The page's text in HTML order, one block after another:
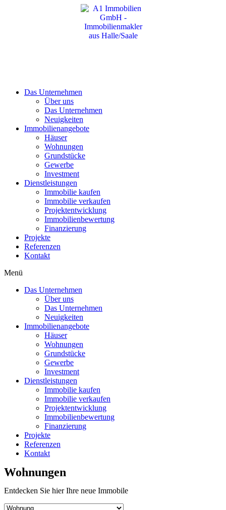
Das Unternehmen
Über uns
Das Unternehmen
Neuigkeiten
Immobilienangebote
Häuser
Wohnungen
Grundstücke
Gewerbe
Investment
Dienstleistungen
Immobilie kaufen
Immobilie verkaufen
Projektentwicklung
Immobilienbewertung
Finanzierung
Projekte
Referenzen
Kontakt
Menü
Das Unternehmen
Über uns
Das Unternehmen
Neuigkeiten
Immobilienangebote
Häuser
Wohnungen
Grundstücke
Gewerbe
Investment
Dienstleistungen
Immobilie kaufen
Immobilie verkaufen
Projektentwicklung
Immobilienbewertung
Finanzierung
Projekte
Referenzen
Kontakt
Wohnungen
Entdecken Sie hier Ihre neue Immobile